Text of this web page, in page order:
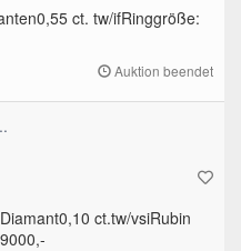
ct. tw/ifRinggröße:
Auktion beendet
ct.tw/vsiRubin